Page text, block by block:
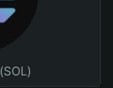
محفظة سولانا (SOL)